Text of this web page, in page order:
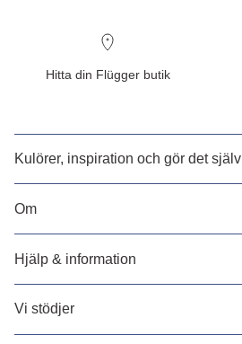
Hitta din Flügger butik
Kulörer, inspiration och gör det själv
Om
Hjälp & information
Vi stödjer